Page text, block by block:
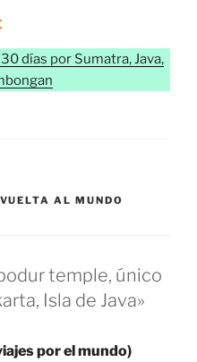
días por Sumatra, Java,
VUELTA AL MUNDO
temple, único
Isla de Java»
por el mundo)